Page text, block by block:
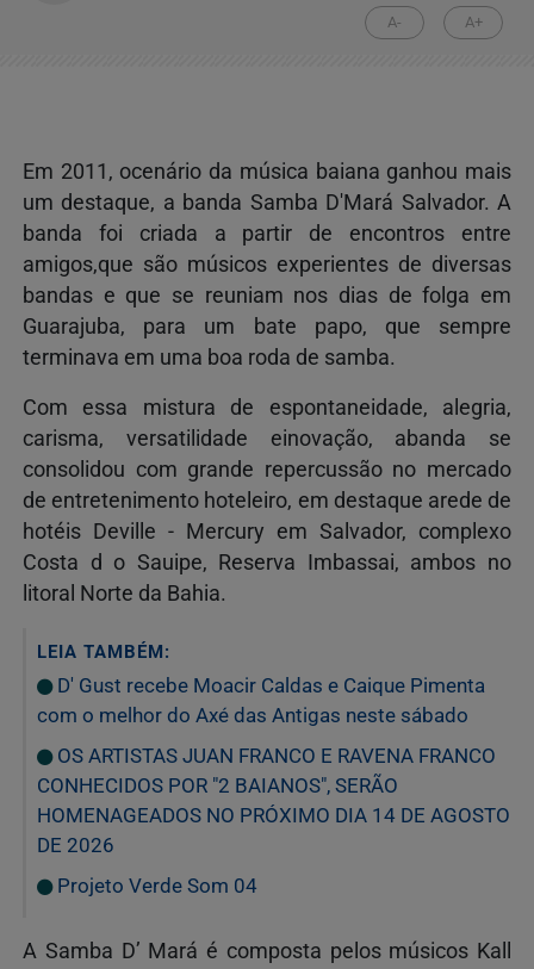
A- A+
Em 2011, ocenário da música baiana ganhou mais
um destaque, a banda Samba D'Mará Salvador. A
banda foi criada a partir de encontros entre
amigos,que são músicos experientes de diversas
bandas e que se reuniam nos dias de folga em
Guarajuba, para um bate papo, que sempre
terminava em uma boa roda de samba.
Com essa mistura de espontaneidade, alegria,
carisma, versatilidade einovação, abanda se
consolidou com grande repercussão no mercado
de entretenimento hoteleiro, em destaque arede de
hotéis Deville - Mercury em Salvador, complexo
Costa d o Sauipe, Reserva Imbassai, ambos no
litoral Norte da Bahia.
LEIA TAMBÉM:
D' Gust recebe Moacir Caldas e Caique Pimenta
com o melhor do Axé das Antigas neste sábado
OS ARTISTAS JUAN FRANCO E RAVENA FRANCO
CONHECIDOS POR "2 BAIANOS", SERÃO
HOMENAGEADOS NO PRÓXIMO DIA 14 DE AGOSTO
DE 2026
Projeto Verde Som 04
A Samba D’ Mará é composta pelos músicos Kall